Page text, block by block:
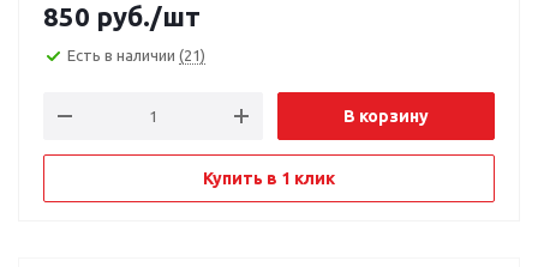
850 руб./шт
Есть в наличии (21)
В корзину
Купить в 1 клик